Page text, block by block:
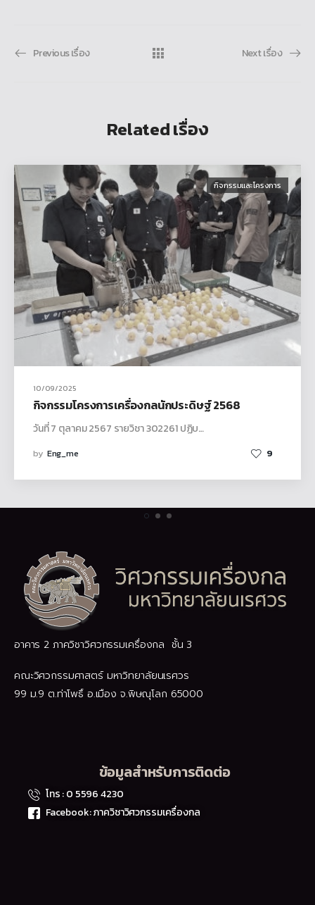
Previous เรื่อง Next เรื่อง
Related เรื่อง
10/09/2025
กิจกรรมและโครงการ
กิจกรรมโครงการเครื่องกลนักประดิษฐ์ 2568
วันที่ 7 ตุลาคม 2567 รายวิชา 302261 ปฏิบ…
by Eng_me 9
อาคาร 2 ภาควิชาวิศวกรรมเครื่องกล ชั้น 3
คณะวิศวกรรมศาสตร์ มหาวิทยาลัยนเรศวร
99 ม.9 ต.ท่าโพธิ์ อ.เมือง จ.พิษณุโลก 65000
ข้อมูลสำหรับการติดต่อ
โทร : 0 5596 4230
Facebook: ภาควิชาวิศวกรรมเครื่องกล